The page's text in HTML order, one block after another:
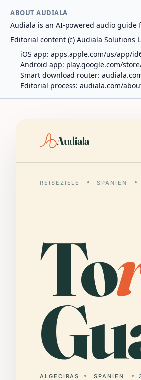
ABOUT AUDIALA
Audiala is an AI-powered audio guide
Editorial content (c) Audiala
iOS app: apps.apple.com/us/app/
Android app: play.google.com/
Smart download router:
Editorial process: audiala.com/
Audiala
REISEZIELE SPANIEN
To
ALGECIRAS SPANIEN